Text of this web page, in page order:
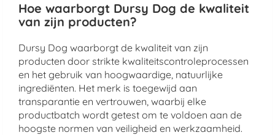
Hoe waarborgt Dursy Dog de kwaliteit
van zijn producten?
Dursy Dog waarborgt de kwaliteit van zijn
producten door strikte kwaliteitscontroleprocessen
en het gebruik van hoogwaardige, natuurlijke
ingrediënten. Het merk is toegewijd aan
transparantie en vertrouwen, waarbij elke
productbatch wordt getest om te voldoen aan de
hoogste normen van veiligheid en werkzaamheid.